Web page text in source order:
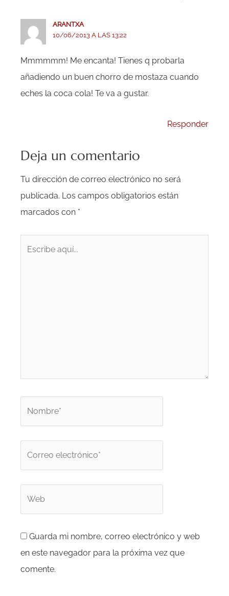
ARANTXA
10/06/2013 A LAS 13:22
Mmmmmm! Me encanta! Tienes q probarla
añadiendo un buen chorro de mostaza cuando
eches la coca cola! Te va a gustar.
Responder
Deja un comentario
Tu dirección de correo electrónico no será
publicada. Los campos obligatorios están
marcados con *
Guarda mi nombre, correo electrónico y web
en este navegador para la próxima vez que
comente.